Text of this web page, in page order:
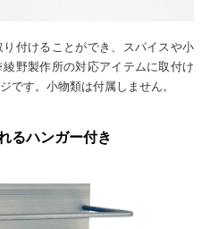
付けることができ、スパイスや小
野製作所の対応アイテムに取付け
です。小物類は付属しません。
るハンガー付き